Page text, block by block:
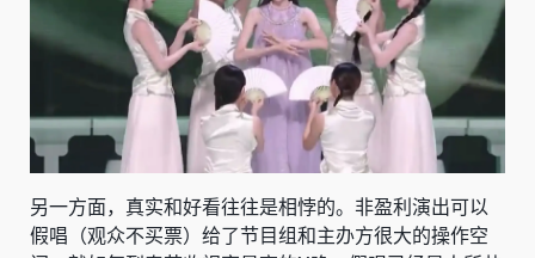
另一方面，真实和好看往往是相悖的。非盈利演出可以
假唱（观众不买票）给了节目组和主办方很大的操作空